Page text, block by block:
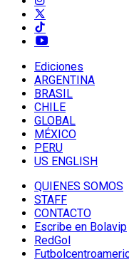
Ediciones
ARGENTINA
BRASIL
CHILE
GLOBAL
MÉXICO
PERU
US ENGLISH
QUIENES SOMOS
STAFF
CONTACTO
Escribe en Bolavip
RedGol